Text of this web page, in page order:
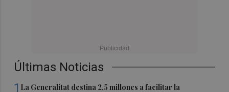
Últimas Noticias
1 La Generalitat destina 2,5 millones a facilitar la